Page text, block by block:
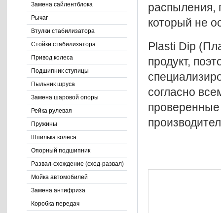
Замена сайлентблока
Рычаг
Втулки стабилизатора
Стойки стабилизатора
Привод колеса
Подшипник ступицы
Пыльник шруса
Замена шаровой опоры
Рейка рулевая
Пружины
Шпилька колеса
Опорный подшипник
Развал-схождение (сход-развал)
Мойка автомобилей
Замена антифриза
Коробка передач
распыления,
который не
Plasti Dip
продукт,
согласно